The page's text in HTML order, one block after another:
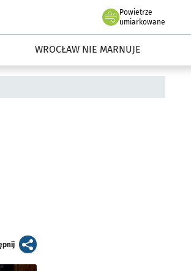
Powietrze
we Wrocławiu
umiarkowane
WROCŁAW NIE MARNUJE
artykuł